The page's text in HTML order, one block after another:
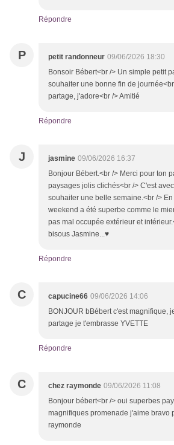
Répondre
P petit randonneur 09/06/2026 18:30
Bonsoir Bébert<br /> Un simple petit
souhaiter une bonne fin de
partage, j'adore<br /> Amitié
Répondre
J jasmine 09/06/2026 16:37
Bonjour Bébert.<br /> Merci pour ton
paysages jolis clichés<br /> C'est
souhaiter une belle semaine.<br />
weekend a été superbe comme le
pas mal occupée extérieur et
bisous Jasmine...♥
Répondre
C capucine66 09/06/2026 14:06
BONJOUR bBébert c'est magnifique,
partage je t'embrasse YVETTE
Répondre
C chez raymonde 09/06/2026 11:08
Bonjour bébert<br /> oui superbes
magnifiques promenade j'aime bravo
raymonde